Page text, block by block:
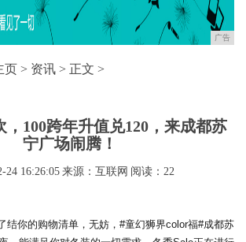
广告
页 > 资讯 > 正文 >
，100跨年升值兑120，来成都苏
宁广场闹腾！
24 16:26:05 来源：互联网 阅读：22
结你的购物清单，无妨，#童幻狮界color福#成都苏